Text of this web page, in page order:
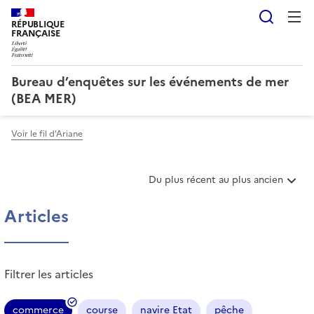
RÉPUBLIQUE
FRANÇAISE
Bureau d’enquêtes sur les événements de mer
(BEA MER)
Voir le fil d'Ariane
T
Du plus récent au plus ancien
Articles
Filtrer les articles
commerce course navire Etat pêche